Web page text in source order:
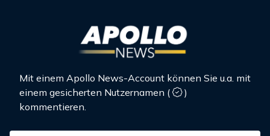
Mit einem Apollo News-Account können Sie u.a. mit
einem gesicherten Nutzernamen (
)
kommentieren.